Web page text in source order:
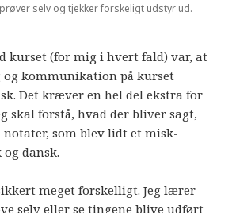
selv og tjekker forskeligt udstyr ud.
kurset (for mig i hvert fald) var, at
kommunikation på kurset
Det kræver en hel del ekstra for
skal forstå, hvad der bliver sagt,
som blev lidt et misk-
dansk.
meget forskelligt. Jeg lærer
selv eller se tingene blive udført